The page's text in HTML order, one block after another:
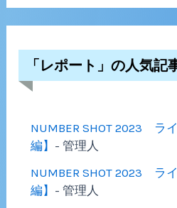
「レポート」の人気記
NUMBER SHOT 2023 ラ
編】 - 管理人
NUMBER SHOT 2023 ラ
編】 - 管理人